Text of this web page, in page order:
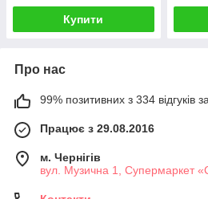
Купити
Про нас
99% позитивних з 334 відгуків
Працює з 29.08.2016
м. Чернігів
вул. Музична 1, Супермаркет